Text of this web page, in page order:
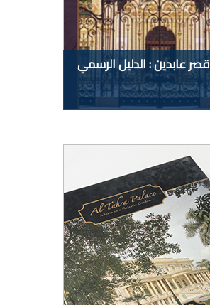
قصر عابدين : الدليل الرسمي